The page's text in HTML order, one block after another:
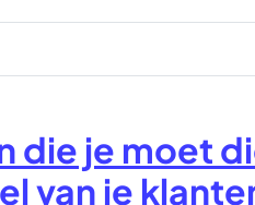
die je moet
van je